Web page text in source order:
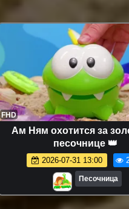
FHD
Ам Ням охотится за
песочнице 👑
2026-07-31 13:00
Песочница